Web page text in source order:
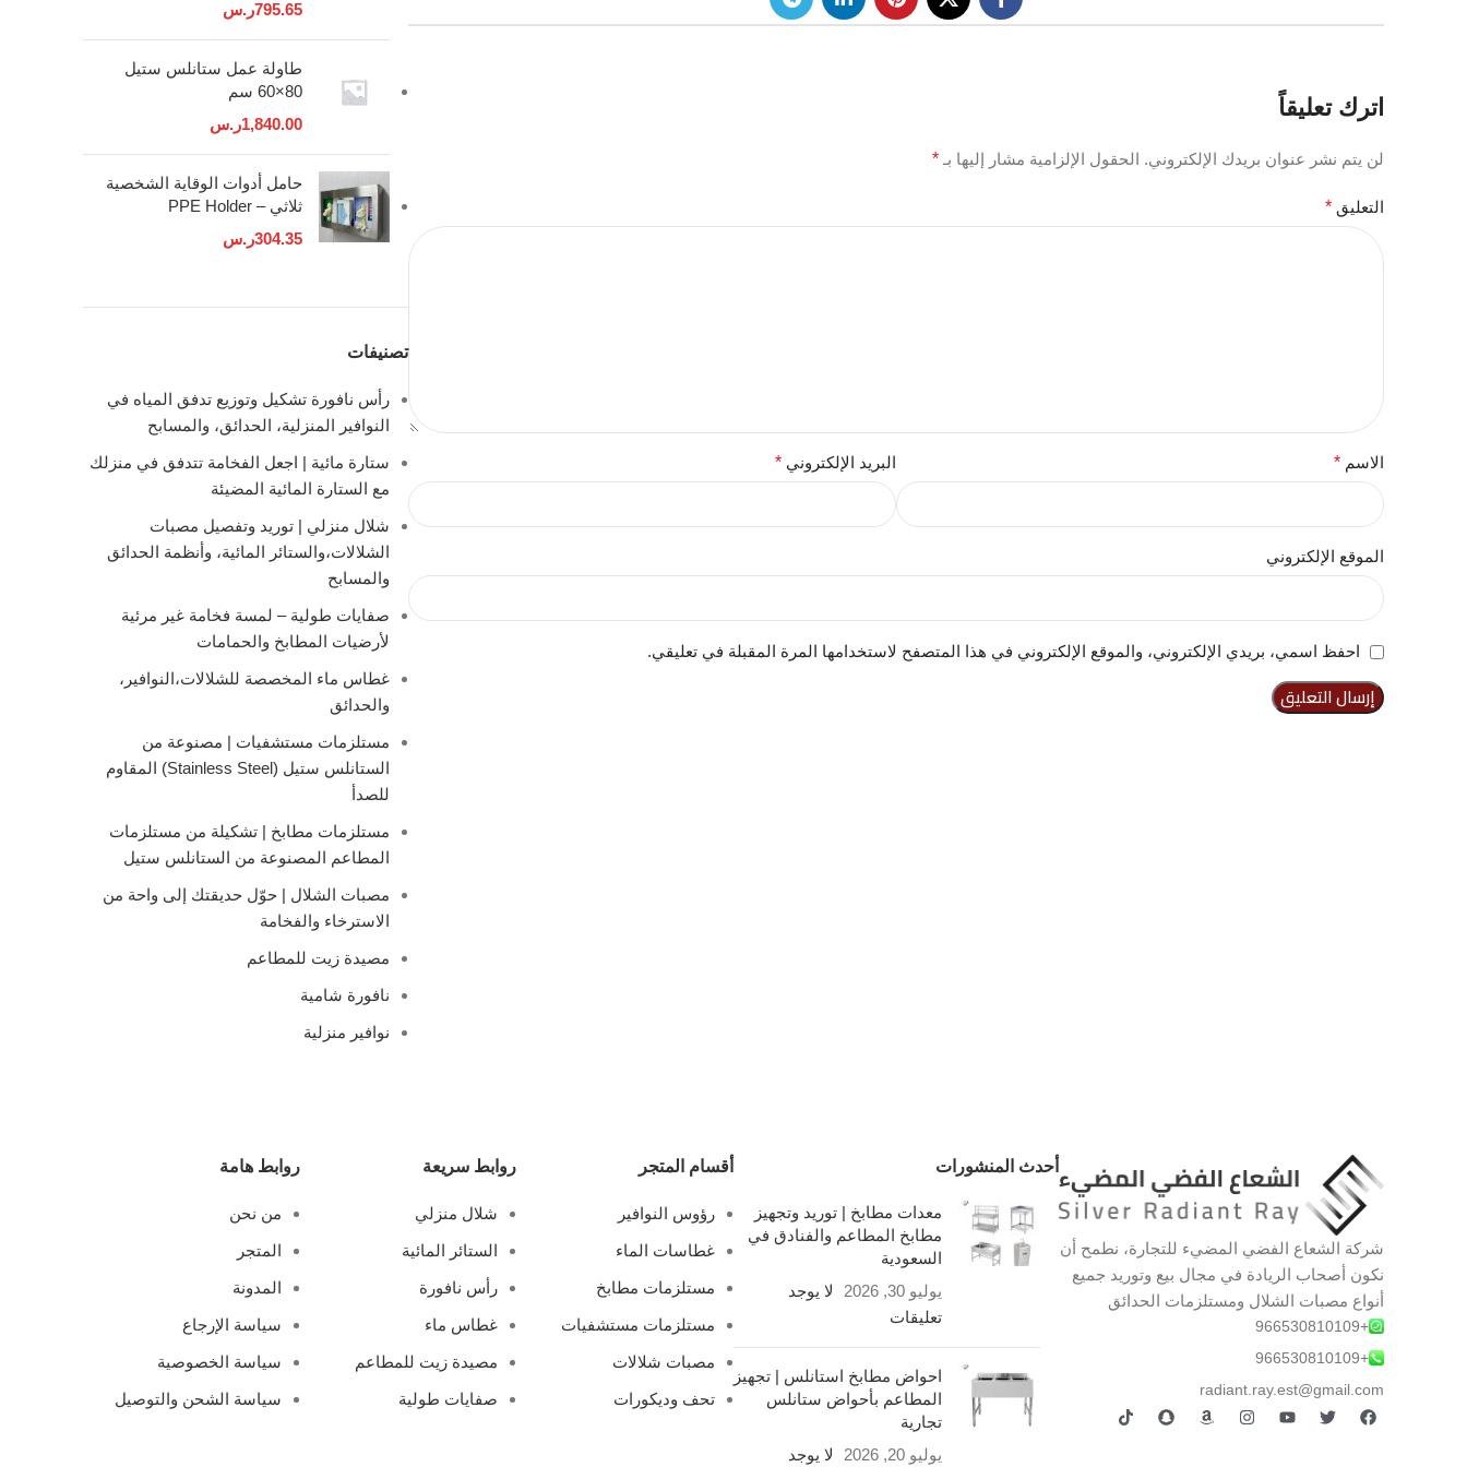
اترك تعليقاً
لن يتم نشر عنوان بريدك الإلكتروني. الحقول الإلزامية مشار إليها بـ *
التعليق *
الاسم * البريد الإلكتروني *
الموقع الإلكتروني
احفظ اسمي، بريدي الإلكتروني، والموقع الإلكتروني في هذا المتصفح لاستخدامها المرة المقبلة في تعليقي.
795.65ر.س
طاولة عمل ستانلس ستيل
80×60 سم
1,840.00ر.س
حامل أدوات الوقاية الشخصية
ثلاثي – PPE Holder
304.35ر.س
تصنيفات
رأس نافورة تشكيل وتوزيع تدفق المياه في
النوافير المنزلية، الحدائق، والمسابح
ستارة مائية | اجعل الفخامة تتدفق في منزلك
مع الستارة المائية المضيئة
شلال منزلي | توريد وتفصيل مصبات
الشلالات،والستائر المائية، وأنظمة الحدائق
والمسابح
صفايات طولية – لمسة فخامة غير مرئية
لأرضيات المطابخ والحمامات
غطاس ماء المخصصة للشلالات،النوافير،
والحدائق
مستلزمات مستشفيات | مصنوعة من
الستانلس ستيل (Stainless Steel) المقاوم
للصدأ
مستلزمات مطابخ | تشكيلة من مستلزمات
المطاعم المصنوعة من الستانلس ستيل
مصبات الشلال | حوّل حديقتك إلى واحة من
الاسترخاء والفخامة
مصيدة زيت للمطاعم
نافورة شامية
نوافير منزلية
شركة الشعاع الفضي المضيء للتجارة، نطمح أن
نكون أصحاب الريادة في مجال بيع وتوريد جميع
أنواع مصبات الشلال ومستلزمات الحدائق
+966530810109
+966530810109
radiant.ray.est@gmail.com
أحدث المنشورات
معدات مطابخ | توريد وتجهيز
مطابخ المطاعم والفنادق في
السعودية
يوليو 30, 2026
لا يوجد
تعليقات
احواض مطابخ استانلس | تجهيز
المطاعم بأحواض ستانلس
تجارية
يوليو 20, 2026
لا يوجد
أقسام المتجر
رؤوس النوافير
غطاسات الماء
مستلزمات مطابخ
مستلزمات مستشفيات
مصبات شلالات
تحف وديكورات
روابط سريعة
شلال منزلي
الستائر المائية
رأس نافورة
غطاس ماء
مصيدة زيت للمطاعم
صفايات طولية
روابط هامة
من نحن
المتجر
المدونة
سياسة الإرجاع
سياسة الخصوصية
سياسة الشحن والتوصيل